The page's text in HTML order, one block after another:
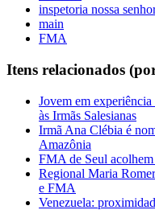
inspetoria nossa
main
FMA
Itens relacionados
Jovem em
às Irmãs Salesianas
Irmã Ana Clébia é
Amazônia
FMA de Seul
Regional Maria
e FMA
Venezuela: